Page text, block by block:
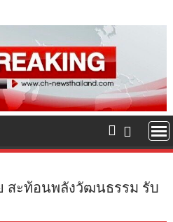
สะท้อนพลังวัฒนธรรม รับ